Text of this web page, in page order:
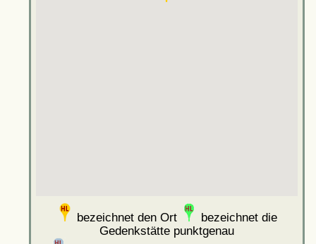
bezeichnet den Ort
bezeichnet die
Gedenkstätte punktgenau